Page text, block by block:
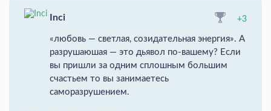
Inci +3
«любовь — светлая, созидательная энергия». А
разрушаюшая — это дьявол по-вашему? Если
вы пришли за одним сплошным большим
счастьем то вы занимаетесь
саморазрушением.